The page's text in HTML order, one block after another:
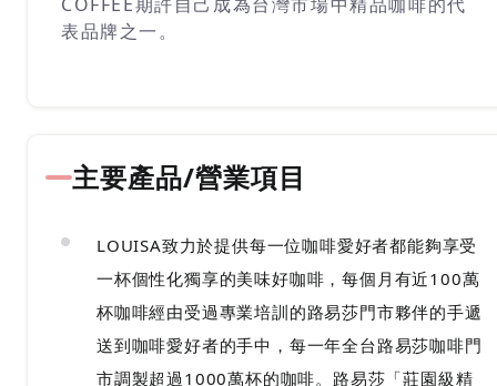
表品牌之一。
主要產品/營業項目
LOUISA致力於提供每一位咖啡愛好者都能夠享受
一杯個性化獨享的美味好咖啡，每個月有近100萬
杯咖啡經由受過專業培訓的路易莎門市夥伴的手遞
送到咖啡愛好者的手中，每一年全台路易莎咖啡門
市調製超過1000萬杯的咖啡。路易莎「莊園級精